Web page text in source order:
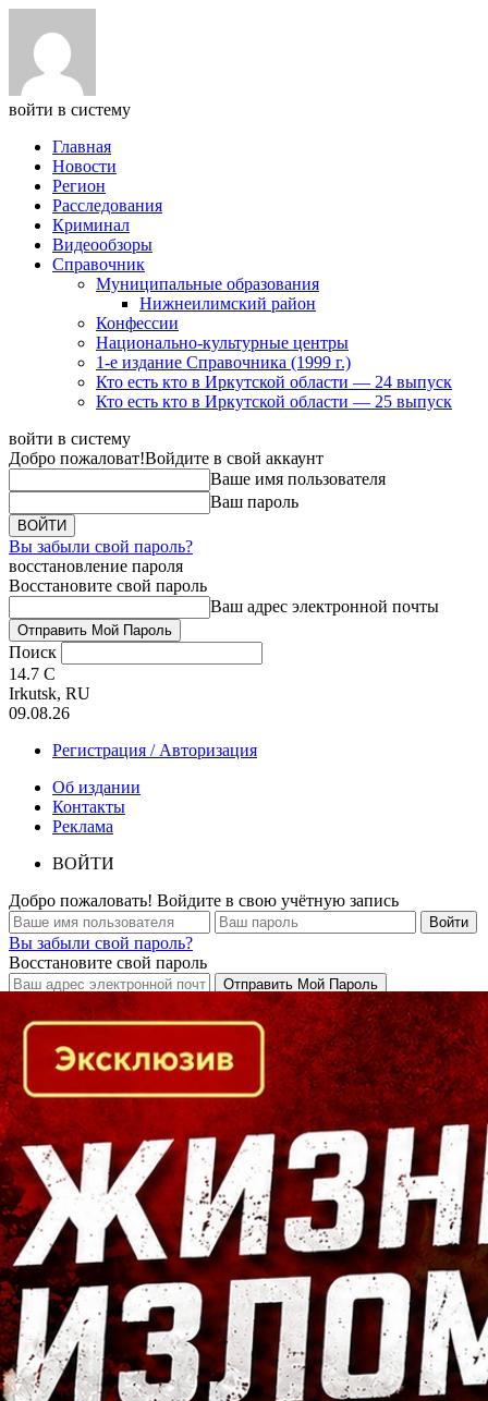
войти в систему
Главная
Новости
Регион
Расследования
Криминал
Видеообзоры
Справочник
Муниципальные образования
Нижнеилимский район
Конфессии
Национально-культурные центры
1-е издание Справочника (1999 г.)
Кто есть кто в Иркутской области — 24 выпуск
Кто есть кто в Иркутской области — 25 выпуск
войти в систему
Добро пожаловат!Войдите в свой аккаунт
Ваше имя пользователя
Ваш пароль
Вы забыли свой пароль?
восстановление пароля
Восстановите свой пароль
Ваш адрес электронной почты
Поиск
14.7 C
Irkutsk, RU
09.08.26
Регистрация / Авторизация
Об издании
Контакты
Реклама
ВОЙТИ
Добро пожаловать! Войдите в свою учётную запись
Вы забыли свой пароль?
Восстановите свой пароль
Кто есть кто в Байкальском регионе